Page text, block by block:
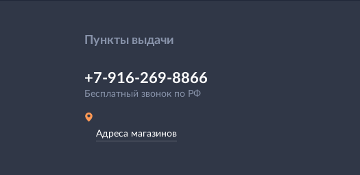
Пункты выдачи
+7-916-269-8866
Бесплатный звонок по РФ
Адреса магазинов